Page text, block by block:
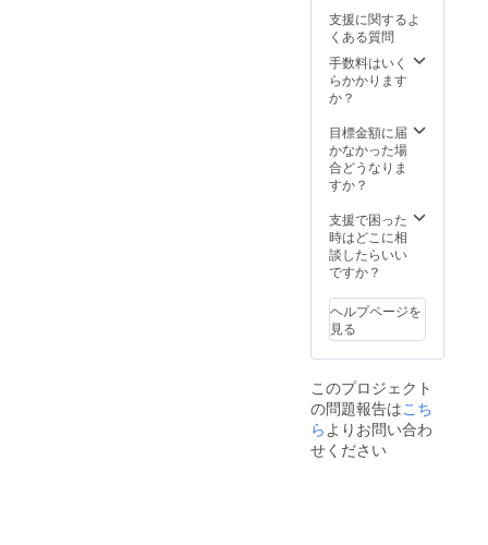
色など
に選択
肢があ
る場
合、オ
ン（プ
ルダウ
ン選
択）を
くださ
い。
支援に関するよ
くある質問
手数料はいく
らかかります
か？
目標金額に届
かなかった場
合どうなりま
すか？
支援で困った
時はどこに相
談したらいい
ですか？
ヘルプページを
見る
このプロジェクト
の問題報告はこち
らよりお問い合わ
せください